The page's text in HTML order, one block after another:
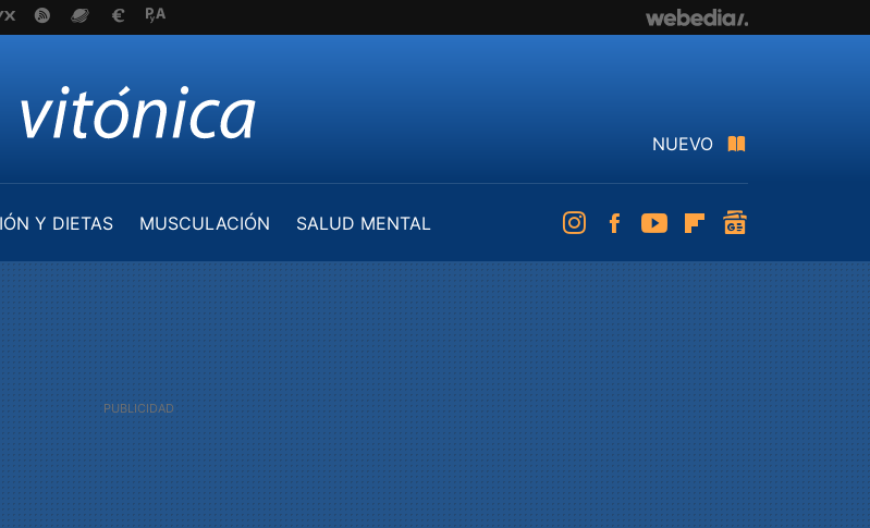
NUEVO
Y DIETAS MUSCULACIÓN
SALUD MENTAL
InstagramFacebookYoutubeFlipboard